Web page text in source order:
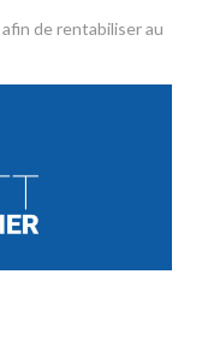
afin de rentabiliser au